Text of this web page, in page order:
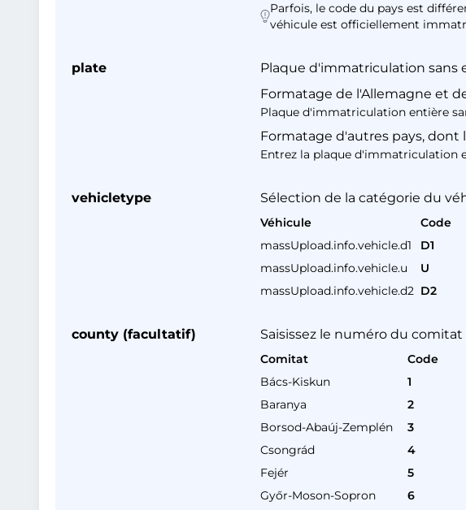
Parfois, le code du pays est
véhicule est officiellement
plate Plaque d'immatriculation sans
Formatage de l'Allemagne et
Plaque d'immatriculation entière
Formatage d'autres pays, dont
Entrez la plaque d'immatriculation
vehicletype Sélection de la catégorie du
Véhicule
Code
massUpload.info.vehicle.d1
D1
massUpload.info.vehicle.u
U
massUpload.info.vehicle.d2 D2
county (facultatif) Saisissez le numéro du
Comitat
Code
Bács-Kiskun
1
Baranya
2
Borsod-Abaúj-Zemplén
3
Csongrád
4
Fejér
5
Győr-Moson-Sopron
6